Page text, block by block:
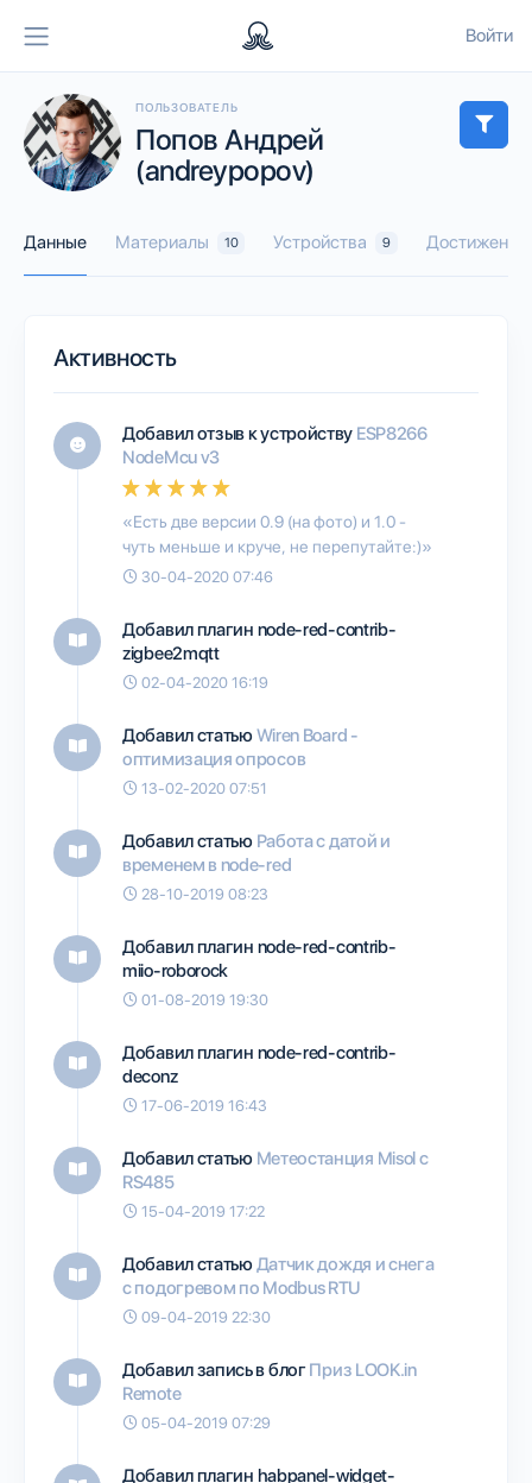
Войти
ПОЛЬЗОВАТЕЛЬ
Попов Андрей
(andreypopov)
Данные Материалы 10 Устройства 9 Достижения
Активность
Добавил отзыв к устройству ESP8266
NodeMcu v3
«Есть две версии 0.9 (на фото) и 1.0 -
чуть меньше и круче, не перепутайте:)»
30-04-2020 07:46
Добавил плагин node-red-contrib-
zigbee2mqtt
02-04-2020 16:19
Добавил статьюWiren Board -
оптимизация опросов
13-02-2020 07:51
Добавил статью Работа с датой и
временем в node-red
28-10-2019 08:23
Добавил плагин node-red-contrib-
miio-roborock
01-08-2019 19:30
Добавил плагин node-red-contrib-
deconz
17-06-2019 16:43
Добавил статью Метеостанция Misol с
RS485
15-04-2019 17:22
Добавил статьюДатчик дождя и снега
с подогревом по Modbus RTU
09-04-2019 22:30
Добавил запись в блогПриз LOOK.in
Remote
05-04-2019 07:29
Добавил плагин habpanel-widget-